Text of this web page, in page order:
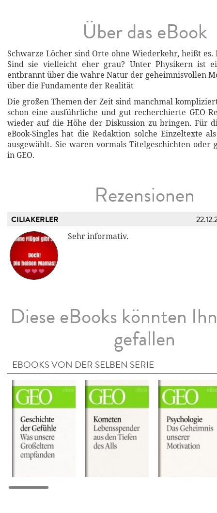
Über das eBook
Schwarze Löcher sind Orte ohne Wiederkehr, heißt es.
Sind sie vielleicht eher grau? Unter Physikern ist
entbrannt über die wahre Natur der geheimnisvollen
über die Fundamente der Realität
Die großen Themen der Zeit sind manchmal
schon eine ausführliche und gut recherchierte GEO-
wieder auf die Höhe der Diskussion zu bringen. Für
eBook-Singles hat die Redaktion solche Einzeltexte
ausgewählt. Sie waren vormals Titelgeschichten oder
in GEO.
Rezensionen
CILIAKERLER
Sehr informativ.
Diese eBooks könnten
gefallen
EBOOKS VON DER SELBEN SERIE